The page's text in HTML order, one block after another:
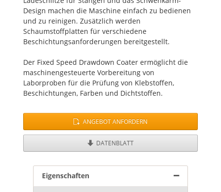
Design machen die Maschine einfach zu bedienen
und zu reinigen. Zusätzlich werden
Schaumstoffplatten für verschiedene
Beschichtungsanforderungen bereitgestellt.
Der Fixed Speed Drawdown Coater ermöglicht die
maschinengesteuerte Vorbereitung von
Laborproben für die Prüfung von Klebstoffen,
Beschichtungen, Farben und Dichtstoffen.
ANGEBOT ANFORDERN
DATENBLATT
Eigenschaften